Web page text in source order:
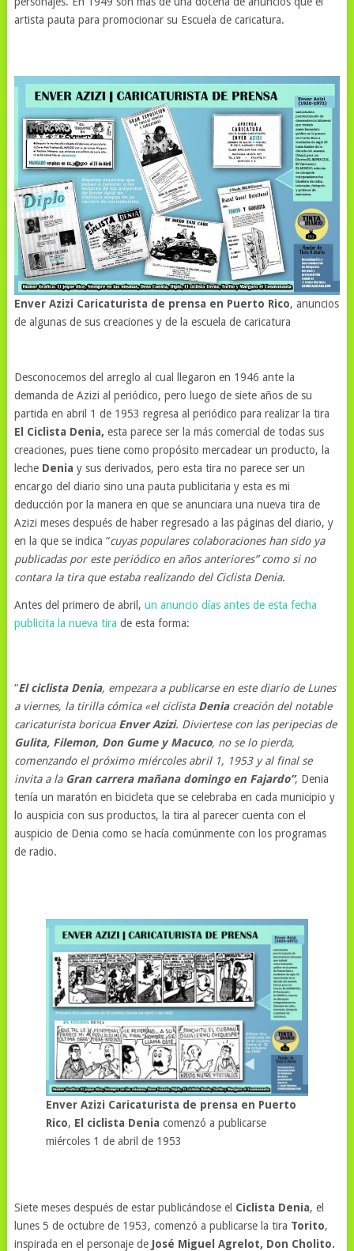
artista pauta para promocionar su Escuela de caricatura.
Enver Azizi Caricaturista de prensa en Puerto Rico, anuncios
de algunas de sus creaciones y de la escuela de caricatura
Desconocemos del arreglo al cual llegaron en 1946 ante la
demanda de Azizi al periódico, pero luego de siete años de su
partida en abril 1 de 1953 regresa al periódico para realizar la tira
El Ciclista Denia, esta parece ser la más comercial de todas sus
creaciones, pues tiene como propósito mercadear un producto, la
leche Denia y sus derivados, pero esta tira no parece ser un
encargo del diario sino una pauta publicitaria y esta es mi
deducción por la manera en que se anunciara una nueva tira de
Azizi meses después de haber regresado a las páginas del diario, y
en la que se indica “cuyas populares colaboraciones han sido ya
publicadas por este periódico en años anteriores” como si no
contara la tira que estaba realizando del Ciclista Denia.
Antes del primero de abril, un anuncio días antes de esta fecha
publicita la nueva tira de esta forma:
“El ciclista Denia, empezara a publicarse en este diario de Lunes
a viernes, la tirilla cómica «el ciclistaDenia creación del notable
caricaturista boricua Enver Azizi. Diviertese con las peripecias de
Gulita, Filemon, Don Gume y Macuco, no se lo pierda,
comenzando el próximo miércoles abril 1, 1953 y al final se
invita a la Gran carrera mañana domingo en Fajardo”, Denia
tenía un maratón en bicicleta que se celebraba en cada municipio y
lo auspicia con sus productos, la tira al parecer cuenta con el
auspicio de Denia como se hacía comúnmente con los programas
de radio.
Enver Azizi Caricaturista de prensa en Puerto
Rico, El ciclista Denia comenzó a publicarse
miércoles 1 de abril de 1953
Siete meses después de estar publicándose el Ciclista Denia, el
lunes 5 de octubre de 1953, comenzó a publicarse la tira Torito,
inspirada en el personaje de José Miguel Agrelot, Don Cholito.